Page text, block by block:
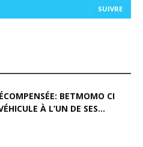
SUIVRE
BETMOMO CI
À L’UN DE SES...